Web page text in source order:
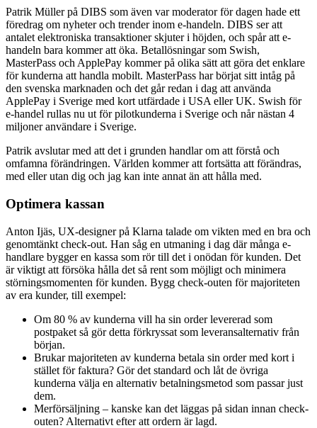
Patrik Müller på DIBS som även var moderator för dagen hade ett
föredrag om nyheter och trender inom e-handeln. DIBS ser att
antalet elektroniska transaktioner skjuter i höjden, och spår att e-
handeln bara kommer att öka. Betallösningar som Swish,
MasterPass och ApplePay kommer på olika sätt att göra det enklare
för kunderna att handla mobilt. MasterPass har börjat sitt intåg på
den svenska marknaden och det går redan i dag att använda
ApplePay i Sverige med kort utfärdade i USA eller UK. Swish för
e-handel rullas nu ut för pilotkunderna i Sverige och når nästan 4
miljoner användare i Sverige.
Patrik avslutar med att det i grunden handlar om att förstå och
omfamna förändringen. Världen kommer att fortsätta att förändras,
med eller utan dig och jag kan inte annat än att hålla med.
Optimera kassan
Anton Ijäs, UX-designer på Klarna talade om vikten med en bra och
genomtänkt check-out. Han såg en utmaning i dag där många e-
handlare bygger en kassa som rör till det i onödan för kunden. Det
är viktigt att försöka hålla det så rent som möjligt och minimera
störningsmomenten för kunden. Bygg check-outen för majoriteten
av era kunder, till exempel:
Om 80 % av kunderna vill ha sin order levererad som
postpaket så gör detta förkryssat som leveransalternativ från
början.
Brukar majoriteten av kunderna betala sin order med kort i
stället för faktura? Gör det standard och låt de övriga
kunderna välja en alternativ betalningsmetod som passar just
dem.
Merförsäljning – kanske kan det läggas på sidan innan check-
outen? Alternativt efter att ordern är lagd.